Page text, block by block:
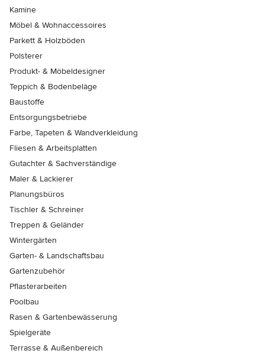
Kamine
Möbel & Wohnaccessoires
Parkett & Holzböden
Polsterer
Produkt- & Möbeldesigner
Teppich & Bodenbeläge
Baustoffe
Entsorgungsbetriebe
Farbe, Tapeten & Wandverkleidung
Fliesen & Arbeitsplatten
Gutachter & Sachverständige
Maler & Lackierer
Planungsbüros
Tischler & Schreiner
Treppen & Geländer
Wintergärten
Garten- & Landschaftsbau
Gartenzubehör
Pflasterarbeiten
Poolbau
Rasen & Gartenbewässerung
Spielgeräte
Terrasse & Außenbereich